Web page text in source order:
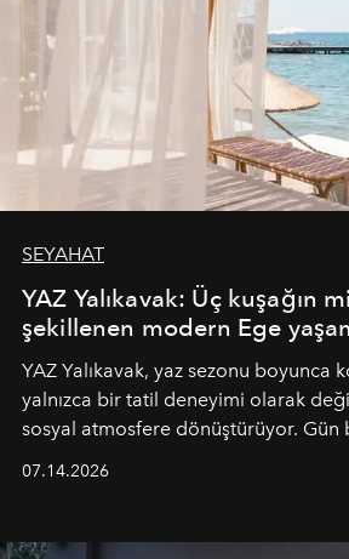
SEYAHAT
YAZ Yalıkavak: Üç kuşağın
şekillenen modern Ege
YAZ Yalıkavak, yaz sezonu boyunca
yalnızca bir tatil deneyimi olarak
sosyal atmosfere dönüştürüyor. Gün
tematik gastronomi geceleri
07.14.2026